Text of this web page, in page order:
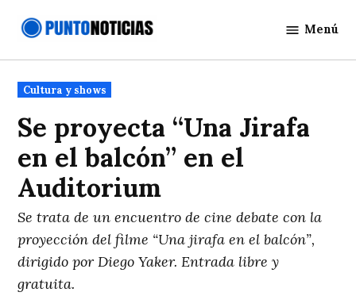
Noticias
Menú
Publicado
en
Cultura y shows
Se proyecta “Una Jirafa
en el balcón” en el
Auditorium
Se trata de un encuentro de cine debate con la
proyección del filme “Una jirafa en el balcón”,
dirigido por Diego Yaker. Entrada libre y
gratuita.